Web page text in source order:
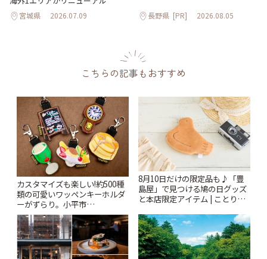
宮城県 2026.07.09 長野県 [PR] 2026.08.05
こちらの記事もおすすめ
カスタマイズも楽しい!約500種
類の可愛いワッペンキーホルダ
ーがずらり。小平市
「Kimamaya T&K」 | ことりっ
ぷ
8月10日だけの限定品も♪「豊
島屋」で見つける鳩の日グッズ
と本店限定アイテム | ことりっ